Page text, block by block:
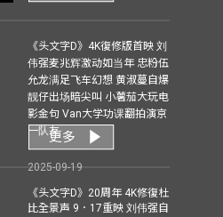
《头文字D》4K復修版首映 刘
伟强麦兆辉激动如当年 忠粉伍
允龙满足飞车幻想 黄淑蔓自爆
靓仔出场暗尖叫 小薯茄大玩电
影金句 Van大学功课翻拍演京
一队友
2025-09-19
更多
《头文字D》20周年 4K修復杜
比全景声 9．17重映 刘伟强自